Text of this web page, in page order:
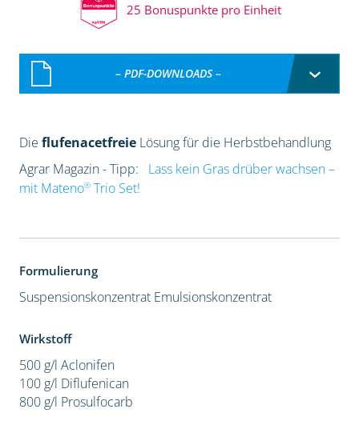
25 Bonuspunkte pro Einheit
– PDF-DOWNLOADS –
Die flufenacetfreieLösung für die Herbstbehandlung
Agrar Magazin - Tipp:
Lass kein Gras drüber wachsen –
mit Mateno®Trio Set!
Formulierung
Suspensionskonzentrat Emulsionskonzentrat
Wirkstoff
500 g/l Aclonifen
100 g/l Diflufenican
800 g/l Prosulfocarb